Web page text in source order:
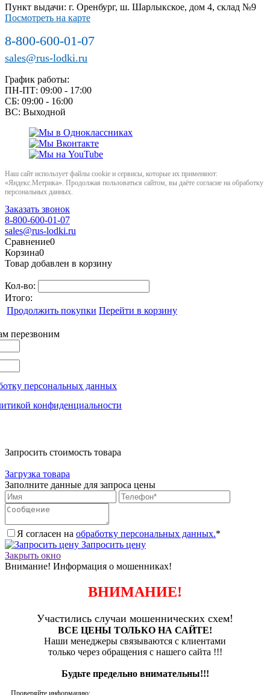
Пункт выдачи: г. Оренбург, ш. Шарлыкское, дом 4, склад №9
Посмотреть на карте
8-800-600-01-07
sales@rus-lodki.ru
График работы:
ПН-ПТ: 09:00 - 17:00
СБ: 09:00 - 16:00
ВС: Выходной
Наш сайт использует файлы cookie и сервисы, которые их применяют:
«Яндекс.Метрика». Продолжая пользоваться сайтом, вы даёте согласие на обработку
персональных данных.
Заказать звонок
8-800-600-01-07
sales@rus-lodki.ru
Сравнение0
Корзина0
Товар добавлен в корзину
Кол-во:
Итого:
Продолжить покупки Перейти в корзину
перезвоним
персональных данных
конфиденциальности
Запросить стоимость товара
Загрузка товара
Заполните данные для запроса цены
Я согласен на обработку персональных данных.*
Запросить цену
Закрыть окно
Внимание! Информация о мошенниках!
ВНИМАНИЕ!
Участились случаи мошеннических схем!
ВСЕ ЦЕНЫ ТОЛЬКО НА САЙТЕ!
Наши менеджеры связываются с клиентами
только через обращения с нашего сайта !!!
Будьте предельно внимательны!!!
Проверяйте информацию: